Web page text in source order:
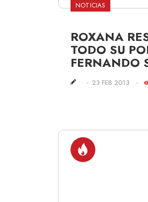
NOTICIAS
ROXANA
TODO SU
FERNANDO
23 FEB 2013